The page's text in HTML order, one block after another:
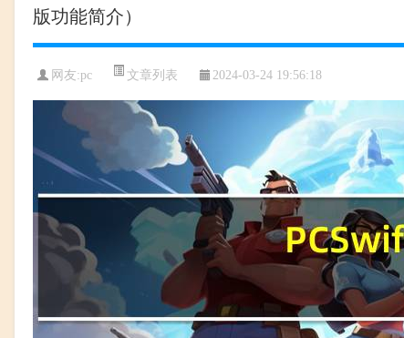
版功能简介）
网友:pc 文章列表 2024-03-24 19:56:18